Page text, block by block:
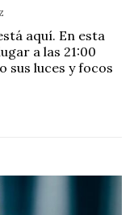
aquí. En esta
a las 21:00
sus luces y focos